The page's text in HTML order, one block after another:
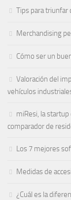
Tips para triunfar
Merchandising
Cómo ser un
Valoración del
vehículos
miResi, la startup
comparador de
Los 7 mejores
Medidas de
¿Cuál es la